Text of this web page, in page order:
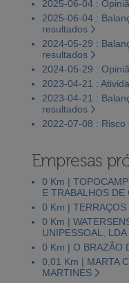
2025-06-04 :
2025-06-04 :
resultados
2024-05-29 :
resultados
2024-05-29 :
2023-04-21 :
2023-04-21 :
resultados
2022-07-08 : Risco
Empresas
0 Km |
E TRABALHOS DE
0 Km |
0 Km |
UNIPESSOAL, LDA
0 Km | O BRAZÃO
0,01 Km | MARTA
MARTINES